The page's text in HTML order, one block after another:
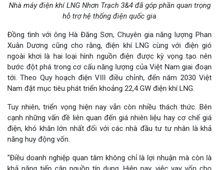
Nhà máy điện khí LNG Nhơn Trạch 3&4 đã góp phần quan trọng
hỗ trợ hệ thống điện quốc gia
Đồng tình với ông Hà Đăng Sơn, Chuyên gia năng lượng Phan
Xuân Dương cũng cho rằng, điện khí LNG cùng với điện gió
ngoài khơi là hai loại hình nguồn điện được kỳ vọng tạo nên
bước đột phá trong cơ cấu năng lượng của Việt Nam giai đoạn
tới. Theo Quy hoạch điện VIII điều chỉnh, đến năm 2030 Việt
Nam đặt mục tiêu phát triển khoảng 22,4 GW điện khí LNG.
Tuy nhiên, triển vọng hiện nay vẫn còn nhiều thách thức. Bên
cạnh những vấn đề liên quan đến giá nhiên liệu hay cơ chế giá
điện, khó khăn lớn nhất đối với các nhà đầu tư tư nhân là khả
năng huy động vốn.
“Điều doanh nghiệp quan tâm không chỉ là lợi nhuận mà còn là